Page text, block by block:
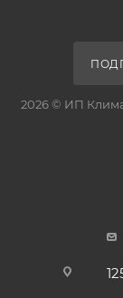
2026 © ИП